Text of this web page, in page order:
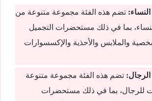
تضم هذه الفئة مجموعة متنوعة من
بما في ذلك مستحضرات التجميل
والملابس والأحذية والإكسسوارات
تضم هذه الفئة مجموعة متنوعة
للرجال، بما في ذلك مستحضرات